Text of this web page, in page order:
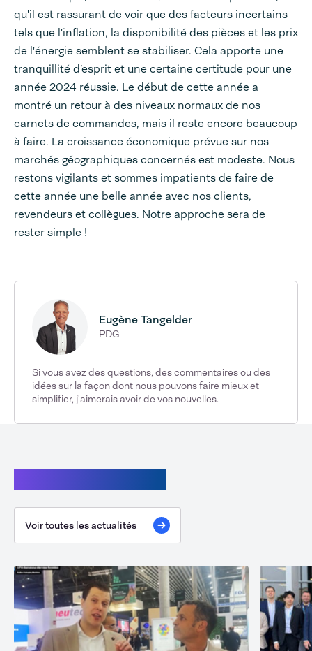
qu'il est rassurant de voir que des facteurs incertains
tels que l'inflation, la disponibilité des pièces et les prix
de l'énergie semblent se stabiliser. Cela apporte une
tranquillité d’esprit et une certaine certitude pour une
année 2024 réussie. Le début de cette année a
montré un retour à des niveaux normaux de nos
carnets de commandes, mais il reste encore beaucoup
à faire. La croissance économique prévue sur nos
marchés géographiques concernés est modeste. Nous
restons vigilants et sommes impatients de faire de
cette année une belle année avec nos clients,
revendeurs et collègues. Notre approche sera de
rester simple !
Eugène Tangelder
PDG
Si vous avez des questions, des commentaires ou des
idées sur la façon dont nous pouvons faire mieux et
simplifier, j'aimerais avoir de vos nouvelles.
Voir toutes les actualités